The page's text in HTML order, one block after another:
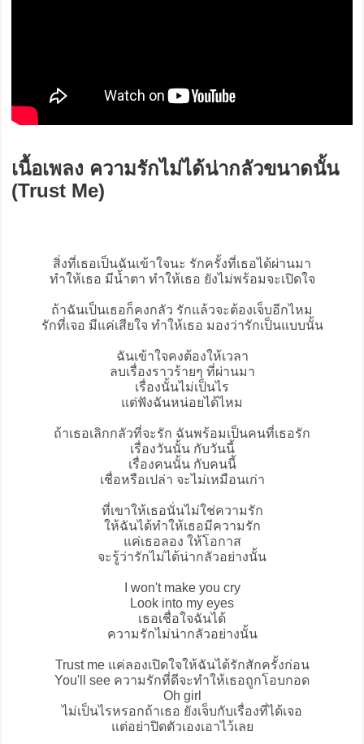
เนื้อเพลง ความรักไม่ได้น่ากลัวขนาดนั้น
(Trust Me)
สิ่งที่เธอเป็นฉันเข้าใจนะ รักครั้งที่เธอได้ผ่านมา
ทำให้เธอ มีน้ำตา ทำให้เธอ ยังไม่พร้อมจะเปิดใจ
ถ้าฉันเป็นเธอก็คงกลัว รักแล้วจะต้องเจ็บอีกไหม
รักที่เจอ มีแค่เสียใจ ทำให้เธอ มองว่ารักเป็นแบบนั้น
ฉันเข้าใจคงต้องให้เวลา
ลบเรื่องราวร้ายๆ ที่ผ่านมา
เรื่องนั้นไม่เป็นไร
แต่ฟังฉันหน่อยได้ไหม
ถ้าเธอเลิกกลัวที่จะรัก ฉันพร้อมเป็นคนที่เธอรัก
เรื่องวันนั้น กับวันนี้
เรื่องคนนั้น กับคนนี้
เชื่อหรือเปล่า จะไม่เหมือนเก่า
ที่เขาให้เธอนั่นไม่ใช่ความรัก
ให้ฉันได้ทำให้เธอมีความรัก
แค่เธอลอง ให้โอกาส
จะรู้ว่ารักไม่ได้น่ากลัวอย่างนั้น
I won't make you cry
Look into my eyes
เธอเชื่อใจฉันได้
ความรักไม่น่ากลัวอย่างนั้น
Trust me แค่ลองเปิดใจให้ฉันได้รักสักครั้งก่อน
You'll see ความรักที่ดีจะทำให้เธอถูกโอบกอด
Oh girl
ไม่เป็นไรหรอกถ้าเธอ ยังเจ็บกับเรื่องที่ได้เจอ
แต่อย่าปิดตัวเองเอาไว้เลย